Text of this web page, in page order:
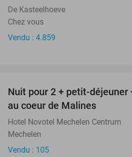
De Kasteelhoeve
Chez vous
Vendu : 4.859
Nuit pour 2 + petit-
au coeur de Malines
Hotel Novotel Mechelen Centrum
Mechelen
Vendu : 105